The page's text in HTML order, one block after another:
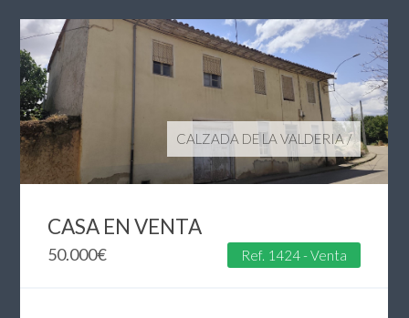
CALZADA DE LA VALDERIA/
CASA EN VENTA
50.000€ Ref. 1424 - Venta